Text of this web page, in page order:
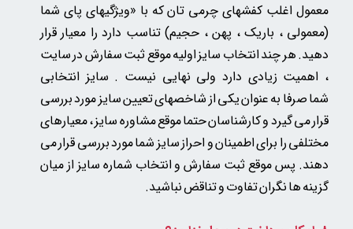
معمول اغلب کفشهای چرمی تانکه با «ویژگیهای پای شما
(معمولی ، باریک ، پهن ، حجیم) تناسب دارد را معیار قرار
دهید. هر چند انتخاب سایز اولیه موقع ثبت سفارش در سایت
، اهمیت زیادی دارد ولی نهایی نیست . سایز انتخابی
شما صرفا به عنوان یکی از شاخصهای تعیین سایز مورد بررسی
قرار می گیرد و کارشناسان حتما موقع مشاوره سایز ، معیارهای
مختلفی را برای اطمینان و احراز سایز شما مورد بررسی قرار می
دهند. پس موقع ثبت سفارش و انتخاب شماره سایز از میان
گزینه ها نگران تفاوت و تناقض نباشید.